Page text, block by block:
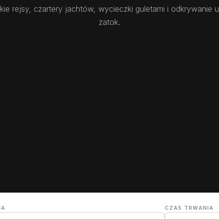
rejsy, czartery jachtów, wycieczki guletami i odkrywanie
zatok.
CZAS TRWANIA